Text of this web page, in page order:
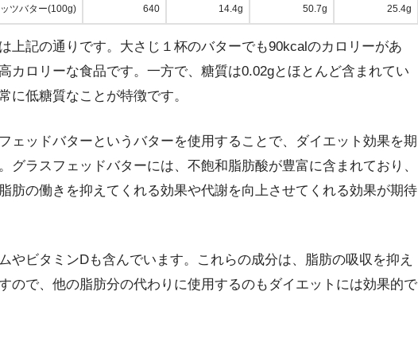
ツバター(100g) 640 14.4g 50.7g 25.4g
上記の通りです。大さじ１杯のバターでも90kcalのカロリーがあ
カロリーな食品です。一方で、糖質は0.02gとほとんど含まれてい
に低糖質なことが特徴です。
ェッドバターというバターを使用することで、ダイエット効果を期
グラスフェッドバターには、不飽和脂肪酸が豊富に含まれており、
肪の働きを抑えてくれる効果や代謝を向上させてくれる効果が期待
やビタミンDも含んでいます。これらの成分は、脂肪の吸収を抑え
ので、他の脂肪分の代わりに使用するのもダイエットには効果的で